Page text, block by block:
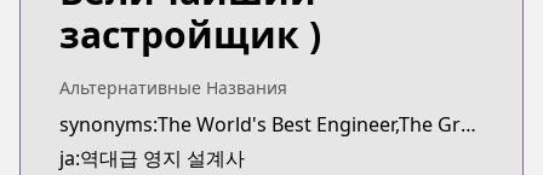
novelUpdates
https://www.novelupdates.com/series/the-
Official English
https://www.webtoons.com/en/fantasy/the-
Webtoons
застройщик )
Альтернативные Названия
synonyms:The World's Best Engineer,The Greatest Estate Designer,Yeokdaegeup Yeongji Seolgyesa
ja:역대급 영지 설계사